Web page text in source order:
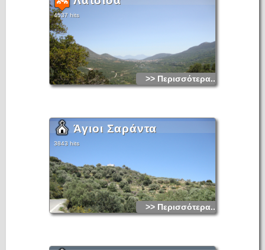
4537 hits
>> Περισσότερα...
Άγιοι Σαράντα
3843 hits
>> Περισσότερα...